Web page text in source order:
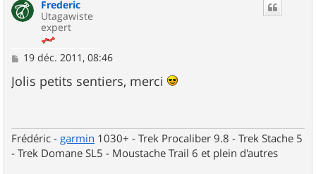
Frederic
Utagawiste
expert
M
s
s
19 déc. 2011, 08:46
Jolis petits sentiers, merci
Frédéric - garmin 1030+ - Trek Procaliber 9.8 - Trek Stache 5
- Trek Domane SL5 - Moustache Trail 6 et plein d'autres